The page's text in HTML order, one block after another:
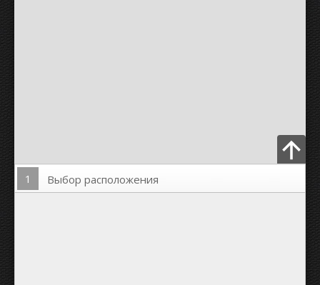
Загрузить Фото
1 Выбор расположения